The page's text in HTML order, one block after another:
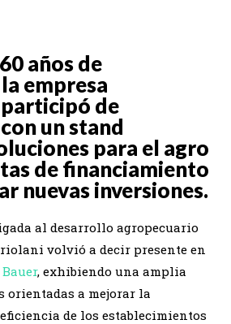
años de
empresa
de
un stand
para el agro
de financiamiento
nuevas inversiones.
al desarrollo agropecuario
volvió a decir presente en
Bauer, exhibiendo una amplia
orientadas a mejorar la
de los establecimientos